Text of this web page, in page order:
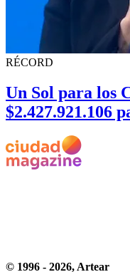
RÉCORD
Un Sol para los
$2.427.921.106
© 1996 - 2026, Artear